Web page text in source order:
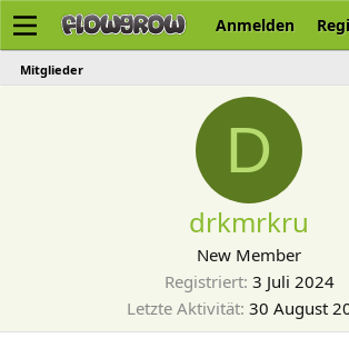
Anmelden
Mitglieder
D
drkmrkru
New Member
Registriert 3 Juli 2024
Letzte Aktivität 30 August